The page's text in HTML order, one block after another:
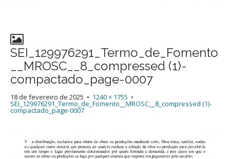
SEI_129976291_Termo_de_Fomento
__MROSC__8_compressed (1)-
compactado_page-0007
18 de fevereiro de 2025 • 1240 × 1755 •
SEI_129976291_Termo_de_Fomento__MROSC__8_compressed (1)-
compactado_page-0007